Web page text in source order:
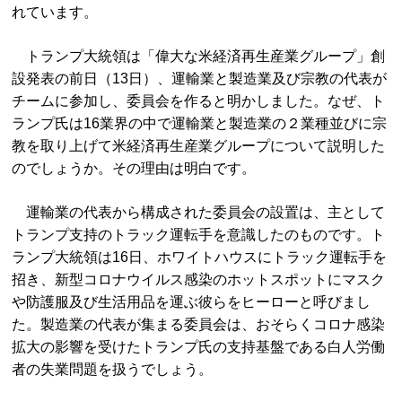
れています。
トランプ大統領は「偉大な米経済再生産業グループ」創
設発表の前日（13日）、運輸業と製造業及び宗教の代表が
チームに参加し、委員会を作ると明かしました。なぜ、ト
ランプ氏は16業界の中で運輸業と製造業の２業種並びに宗
教を取り上げて米経済再生産業グループについて説明した
のでしょうか。その理由は明白です。
運輸業の代表から構成された委員会の設置は、主として
トランプ支持のトラック運転手を意識したのものです。ト
ラ ンプ大統領は16日、ホワイトハウスにトラック運転手を
招き、 新型コロナウイルス感染のホットスポットにマスク
や防護服及び生活用品を運ぶ彼らをヒーローと呼びまし
た。製造業の代表が集まる委員会は、おそらくコロナ感染
拡大の影響を受けたトランプ氏の支持基盤である白人労働
者の失業問題を扱うでしょう。